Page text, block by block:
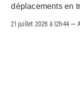
déplacements en
21 juillet 2026 à 12h44 –